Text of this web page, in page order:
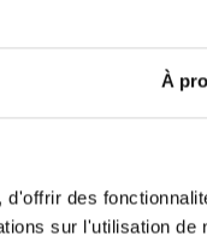
À
des
sur l'utilisation de